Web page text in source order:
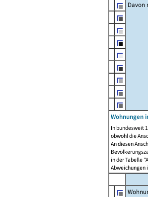
Davon
Wohnungen
In bundesweit
obwohl die
An diesen
in der Tabelle
Abweichungen